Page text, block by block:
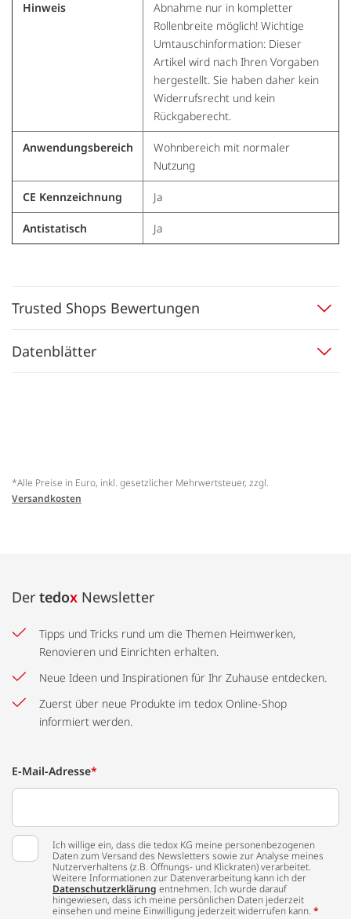
Hinweis
Abnahme nur in kompletter
Rollenbreite möglich! Wichtige
Umtauschinformation: Dieser
Artikel wird nach Ihren Vorgaben
hergestellt. Sie haben daher kein
Widerrufsrecht und kein
Rückgaberecht.
Anwendungsbereich
Wohnbereich mit normaler
Nutzung
CE Kennzeichnung Ja
Antistatisch Ja
Trusted Shops Bewertungen
Datenblätter
*Alle Preise in Euro, inkl. gesetzlicher Mehrwertsteuer, zzgl.
Versandkosten
Der tedox Newsletter
Tipps und Tricks rund um die Themen Heimwerken,
Renovieren und Einrichten erhalten.
Neue Ideen und Inspirationen für Ihr Zuhause entdecken.
Zuerst über neue Produkte im tedox Online-Shop
informiert werden.
E-Mail-Adresse*
Ich willige ein, dass die tedox KG meine personenbezogenen
Daten zum Versand des Newsletters sowie zur Analyse meines
Nutzerverhaltens (z.B. Öffnungs- und Klickraten) verarbeitet.
Weitere Informationen zur Datenverarbeitung kann ich der
Datenschutzerklärung entnehmen. Ich wurde darauf
hingewiesen, dass ich meine persönlichen Daten jederzeit
einsehen und meine Einwilligung jederzeit widerrufen kann. *